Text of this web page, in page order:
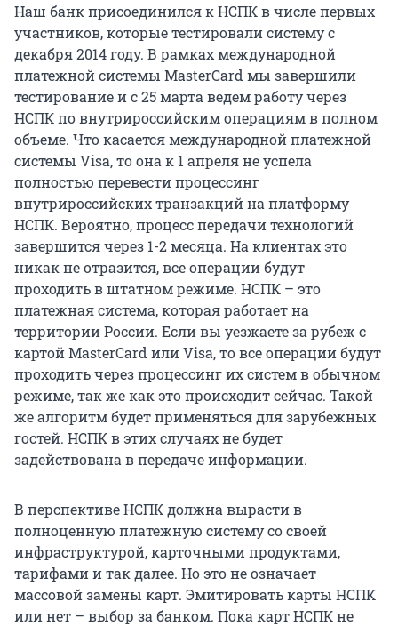
Наш банк присоединился к НСПК в числе первых
участников, которые тестировали систему с
декабря 2014 году. В рамках международной
платежной системы MasterCard мы завершили
тестирование и с 25 марта ведем работу через
НСПК по внутрироссийским операциям в полном
объеме. Что касается международной платежной
системы Visa, то она к 1 апреля не успела
полностью перевести процессинг
внутрироссийских транзакций на платформу
НСПК. Вероятно, процесс передачи технологий
завершится через 1-2 месяца. На клиентах это
никак не отразится, все операции будут
проходить в штатном режиме. НСПК – это
платежная система, которая работает на
территории России. Если вы уезжаете за рубеж с
картой MasterCard или Visa, то все операции будут
проходить через процессинг их систем в обычном
режиме, так же как это происходит сейчас. Такой
же алгоритм будет применяться для зарубежных
гостей. НСПК в этих случаях не будет
задействована в передаче информации.
В перспективе НСПК должна вырасти в
полноценную платежную систему со своей
инфраструктурой, карточными продуктами,
тарифами и так далее. Но это не означает
массовой замены карт. Эмитировать карты НСПК
или нет – выбор за банком. Пока карт НСПК не